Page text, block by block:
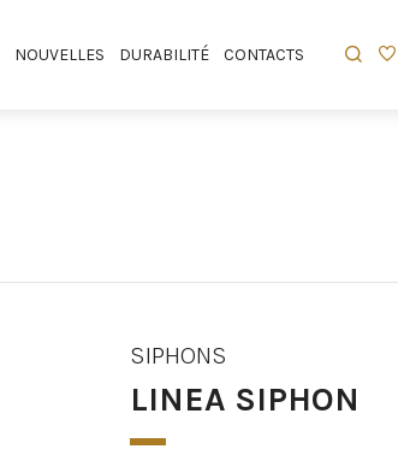
NOUVELLES DURABILITÉ CONTACTS
SIPHONS
LINEA SIPHON